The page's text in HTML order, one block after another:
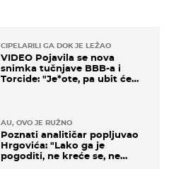
CIPELARILI GA DOK JE LEŽAO
VIDEO Pojavila se nova
snimka tučnjave BBB-a i
Torcide: "Je*ote, pa ubit će
AU, OVO JE RUŽNO
Poznati analitičar popljuvao
Hrgovića: "Lako ga je
pogoditi, ne kreće se, ne